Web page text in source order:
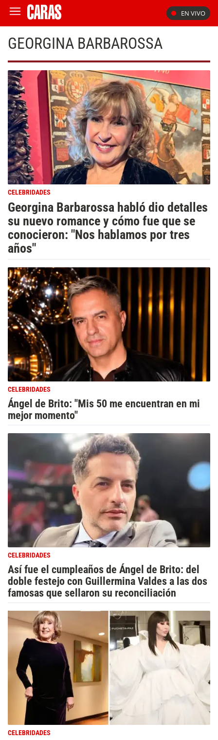
EN VIVO
GEORGINA BARBAROSSA
CELEBRIDADES
Georgina Barbarossa habló dio detalles
su nuevo romance y cómo fue que se
conocieron: "Nos hablamos por tres
años"
CELEBRIDADES
Ángel de Brito: "Mis 50 me encuentran en mi
mejor momento"
CELEBRIDADES
Así fue el cumpleaños de Ángel de Brito: del
doble festejo con Guillermina Valdes a las dos
famosas que sellaron su reconciliación
CELEBRIDADES